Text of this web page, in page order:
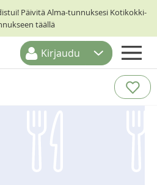
Päivitä Alma-tunnuksesi Kotikokki-
täällä
Kirjaudu